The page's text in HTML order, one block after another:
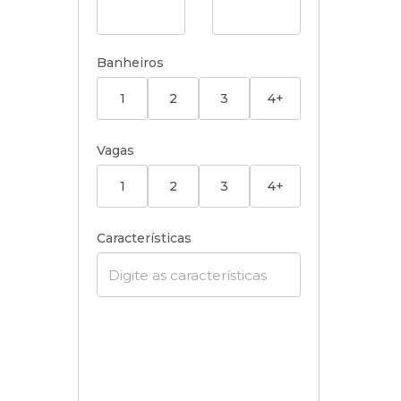
Banheiros
1 2 3 4+
Vagas
1 2 3 4+
Características